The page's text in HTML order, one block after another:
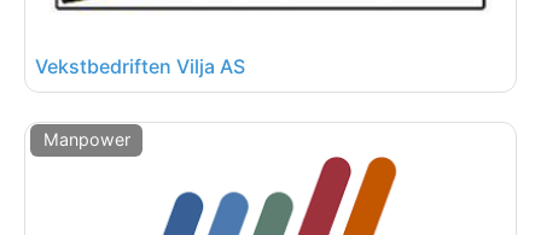
Vekstbedriften Vilja AS
Manpower